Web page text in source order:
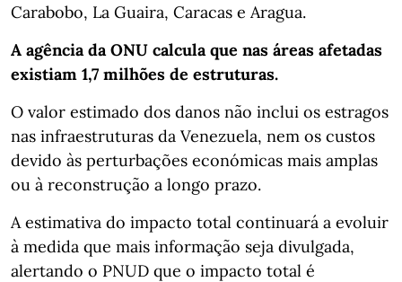
Carabobo, La Guaira, Caracas e Aragua.
A agência da ONU calcula que nas áreas afetadas
existiam 1,7 milhões de estruturas.
O valor estimado dos danos não inclui os estragos
nas infraestruturas da Venezuela, nem os custos
devido às perturbações económicas mais amplas
ou à reconstrução a longo prazo.
A estimativa do impacto total continuará a evoluir
à medida que mais informação seja divulgada,
alertando o PNUD que o impacto total é